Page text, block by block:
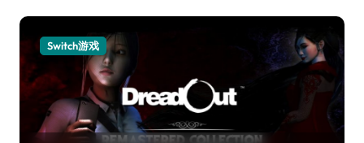
Switch游戏